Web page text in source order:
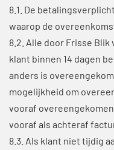
8.1. De
waarop de
8.2. Alle door Frisse
klant binnen 14 dagen
anders is
mogelijkheid om
vooraf
vooraf als achteraf
8.3. Als klant niet tijdig